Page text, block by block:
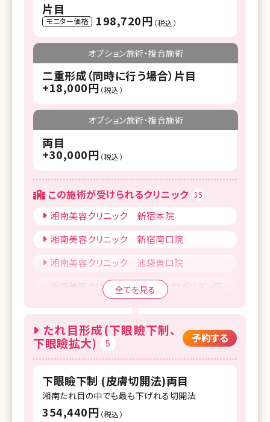
片目
モニター価格 198,720円 （税込）
オプション施術・複合施術
二重形成（同時に行う場合）片目
+18,000円 （税込）
オプション施術・複合施術
両目
+30,000円 （税込）
この施術が受けられるクリニック 35
湘南美容クリニック 新宿本院
湘南美容クリニック 新宿南口院
湘南美容クリニック 池袋東口院
湘南美容クリニック 池袋メトロポリタン口
湘南美容クリニック 錦糸町院
湘南美容クリニック 調布院
湘南美容クリニック 町田院
全てを見る
たれ目形成(下眼瞼下制、
下眼瞼拡大)
5 予約する
下眼瞼下制 (皮膚切開法)両目
湘南たれ目の中でも最も下げれる切開法
354,440円 （税込）